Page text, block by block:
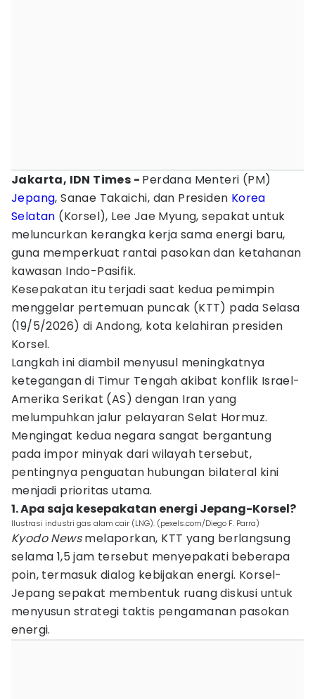
Jakarta, IDN Times - Perdana Menteri (PM)
Jepang, Sanae Takaichi, dan Presiden Korea
Selatan (Korsel), Lee Jae Myung, sepakat untuk
meluncurkan kerangka kerja sama energi baru,
guna memperkuat rantai pasokan dan ketahanan
kawasan Indo-Pasifik.
Kesepakatan itu terjadi saat kedua pemimpin
menggelar pertemuan puncak (KTT) pada Selasa
(19/5/2026) di Andong, kota kelahiran presiden
Korsel.
Langkah ini diambil menyusul meningkatnya
ketegangan di Timur Tengah akibat konflik Israel-
Amerika Serikat (AS) dengan Iran yang
melumpuhkan jalur pelayaran Selat Hormuz.
Mengingat kedua negara sangat bergantung
pada impor minyak dari wilayah tersebut,
pentingnya penguatan hubungan bilateral kini
menjadi prioritas utama.
1. Apa saja kesepakatan energi Jepang-Korsel?
Ilustrasi industri gas alam cair (LNG). (pexels.com/Diego F. Parra)
Kyodo Newsmelaporkan, KTT yang berlangsung
selama 1,5 jam tersebut menyepakati beberapa
poin, termasuk dialog kebijakan energi. Korsel-
Jepang sepakat membentuk ruang diskusi untuk
menyusun strategi taktis pengamanan pasokan
energi.